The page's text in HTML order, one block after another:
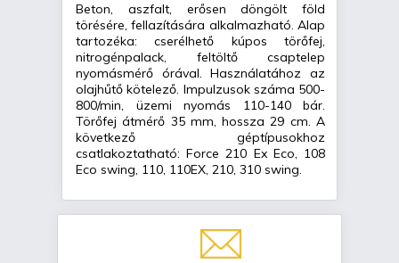
Beton, aszfalt, erősen döngölt föld
törésére, fellazítására alkalmazható. Alap
tartozéka: cserélhető kúpos törőfej,
nitrogénpalack, feltöltő csaptelep
nyomásmérő órával. Használatához az
olajhűtő kötelező. Impulzusok száma 500-
800/min, üzemi nyomás 110-140 bár.
Törőfej átmérő 35 mm, hossza 29 cm. A
következő géptípusokhoz
csatlakoztatható: Force 210 Ex Eco, 108
Eco swing, 110, 110EX, 210, 310 swing.